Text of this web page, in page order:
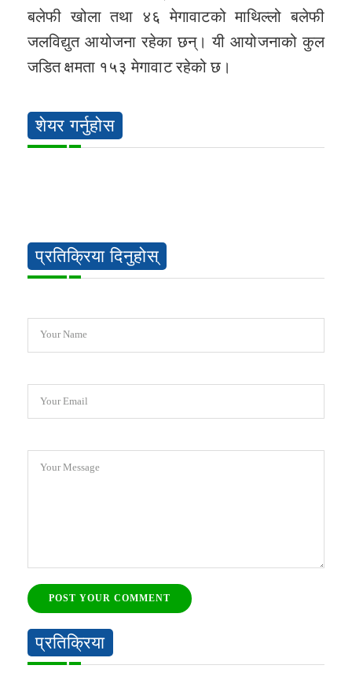
बलेफी खोला तथा ४६ मेगावाटको माथिल्लो बलेफी
जलविद्युत आयोजना रहेका छन्। यी आयोजनाको कुल
जडित क्षमता १५३ मेगावाट रहेको छ।
शेयर गर्नुहोस
प्रतिक्रिया दिनुहोस्
Your Name
Your Email
Your Message
POST YOUR COMMENT
प्रतिक्रिया